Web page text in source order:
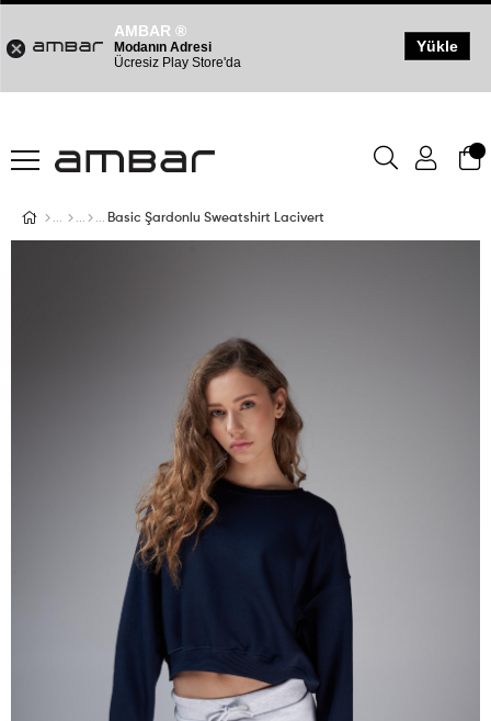
Basic Şardonlu Sweatshirt Lacivert
AMBAR ®
Modanın Adresi
Ücresiz Play Store'da
Yükle